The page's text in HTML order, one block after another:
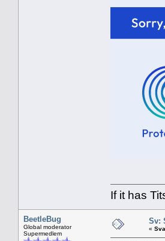
If it has
BeetleBug
Global moderator
Supermedlem
Sv:
«